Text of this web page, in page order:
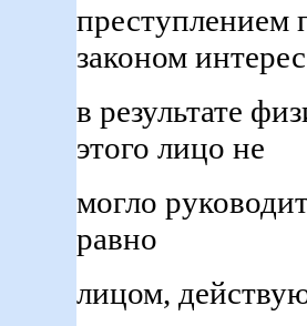
преступлением
законом
в результате
этого лицо не
могло
равно
лицом,